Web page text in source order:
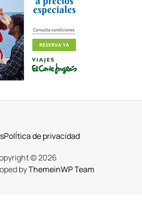
© 2026
byThemeinWP Team
PolÍtica de privacidad